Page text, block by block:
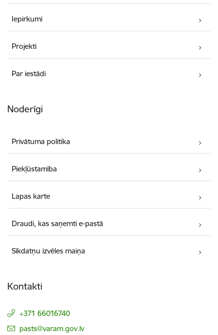
Iepirkumi
Projekti
Par iestādi
Noderīgi
Privātuma politika
Piekļūstamība
Lapas karte
Draudi, kas saņemti e-pastā
Sīkdatņu izvēles maiņa
Kontakti
+371 66016740
E-pasts:
pasts@varam.gov.lv